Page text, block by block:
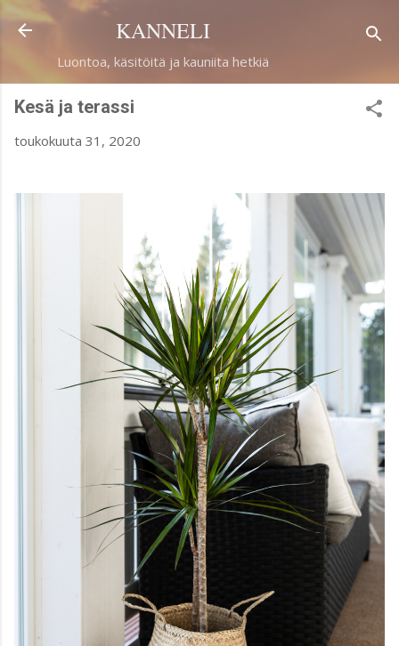
Siirry pääsisältöön
KANNELI
Luontoa, käsitöitä ja kauniita hetkiä
Kesä ja terassi
toukokuuta 31, 2020